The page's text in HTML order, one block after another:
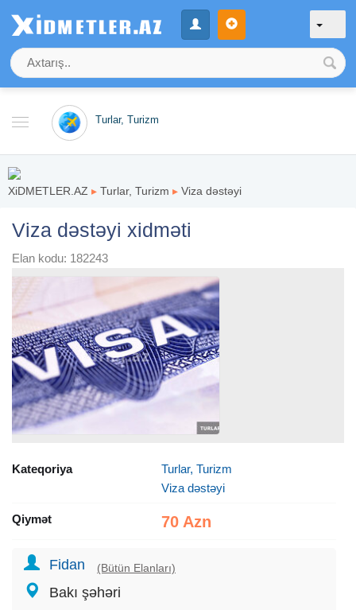
Turlar, Turizm
XiDMETLER.AZ ▸ Turlar, Turizm ▸ Viza dəstəyi
Viza dəstəyi xidməti
Elan kodu: 182243
Kateqoriya
Turlar, Turizm
Viza dəstəyi
Qiymət 70 Azn
Fidan (Bütün Elanları)
Bakı şəhəri